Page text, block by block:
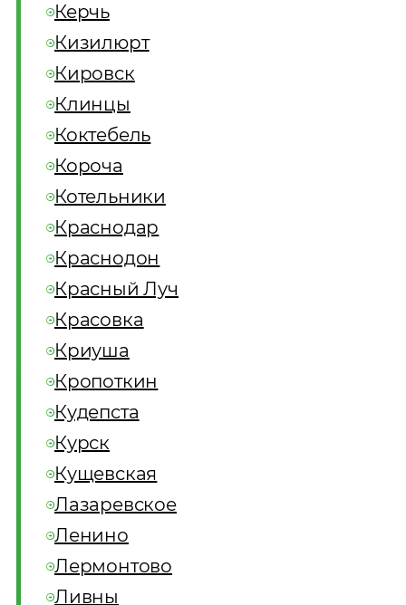
Керчь
Кизилюрт
Кировск
Клинцы
Коктебель
Короча
Котельники
Краснодар
Краснодон
Красный Луч
Красовка
Криуша
Кропоткин
Кудепста
Курск
Кущевская
Лазаревское
Ленино
Лермонтово
Ливны